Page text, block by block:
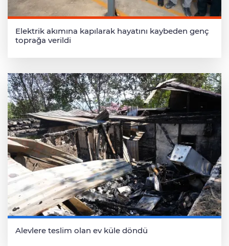
Elektrik akımına kapılarak hayatını kaybeden genç
toprağa verildi
Alevlere teslim olan ev küle döndü